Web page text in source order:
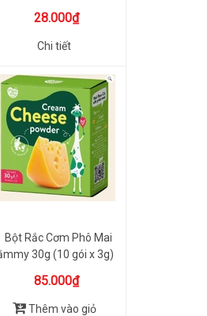
28.000₫
Chi tiết
Bột Rắc Cơm Phô Mai
30g (10 gói x 3g)
85.000₫
Thêm vào giỏ